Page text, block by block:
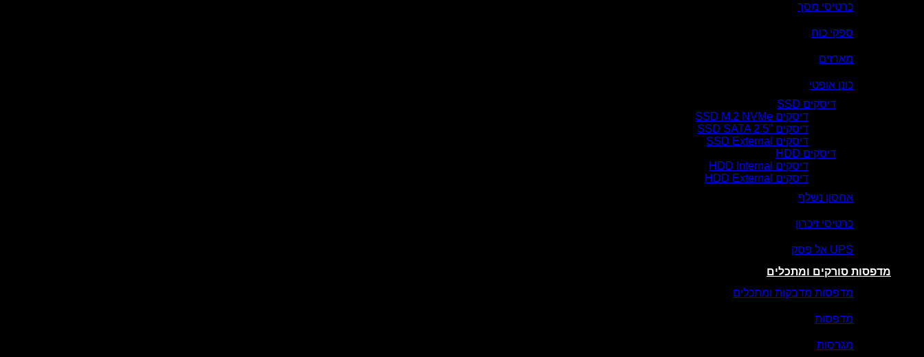
כרטיסי מסך
ספקי כוח
מארזים
כונן אופטי
דיסקים SSD
דיסקים SSD M.2 NVMe
דיסקים SSD SATA 2.5″
דיסקים SSD External
דיסקים HDD
דיסקים HDD Internal
דיסקים HDD External
אחסון נשלף
כרטיסי זיכרון
UPS אל פסק
מדפסות סורקים ומתכלים
מדפסות מדבקות ומתכלים
מדפסות
מגרסות